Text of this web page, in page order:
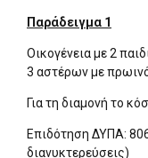
Παράδειγμα 1
Οικογένεια με 2
3 αστέρων με
Για τη διαμονή το
Επιδότηση ΔΥΠΑ:
διανυκτερεύσεις)